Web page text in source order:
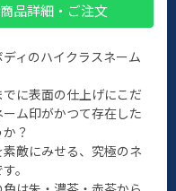
商品詳細・ご注文
ディのハイクラスネーム
でに表面の仕上げにこだ
ーム印がかつて存在した
？
素敵にみせる、究極のネ
。